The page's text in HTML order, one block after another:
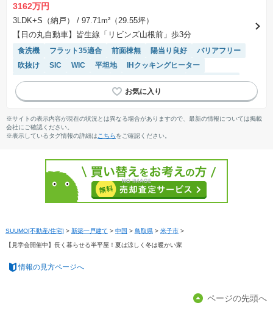
3162万円
3LDK+S（納戸）
/ 97.71m²（29.55坪）
【日の丸自動車】皆生線「リビンズ山根前」歩3分
食洗機 フラット35適合 前面棟無 陽当り良好
バリアフリー
吹抜け
SIC WIC 平坦地
IHクッキングヒーター
モニター付きインターホン
キッチン収納が多い
対面キッチン
オール電化
※サイトの表示内容が現在の状況とは異なる場合がありますので、最新の情報については掲載
会社にご確認ください。
※表示しているタグ情報の詳細は こちらをご確認ください。
SUUMO[不動産/住宅] > 新築一戸建て > 中国 > 鳥取県 > 米子市 >
【見学会開催中】長く暮らせる半平屋！夏は涼しく冬は暖かい家
情報の見方ページへ
ページの先頭へ